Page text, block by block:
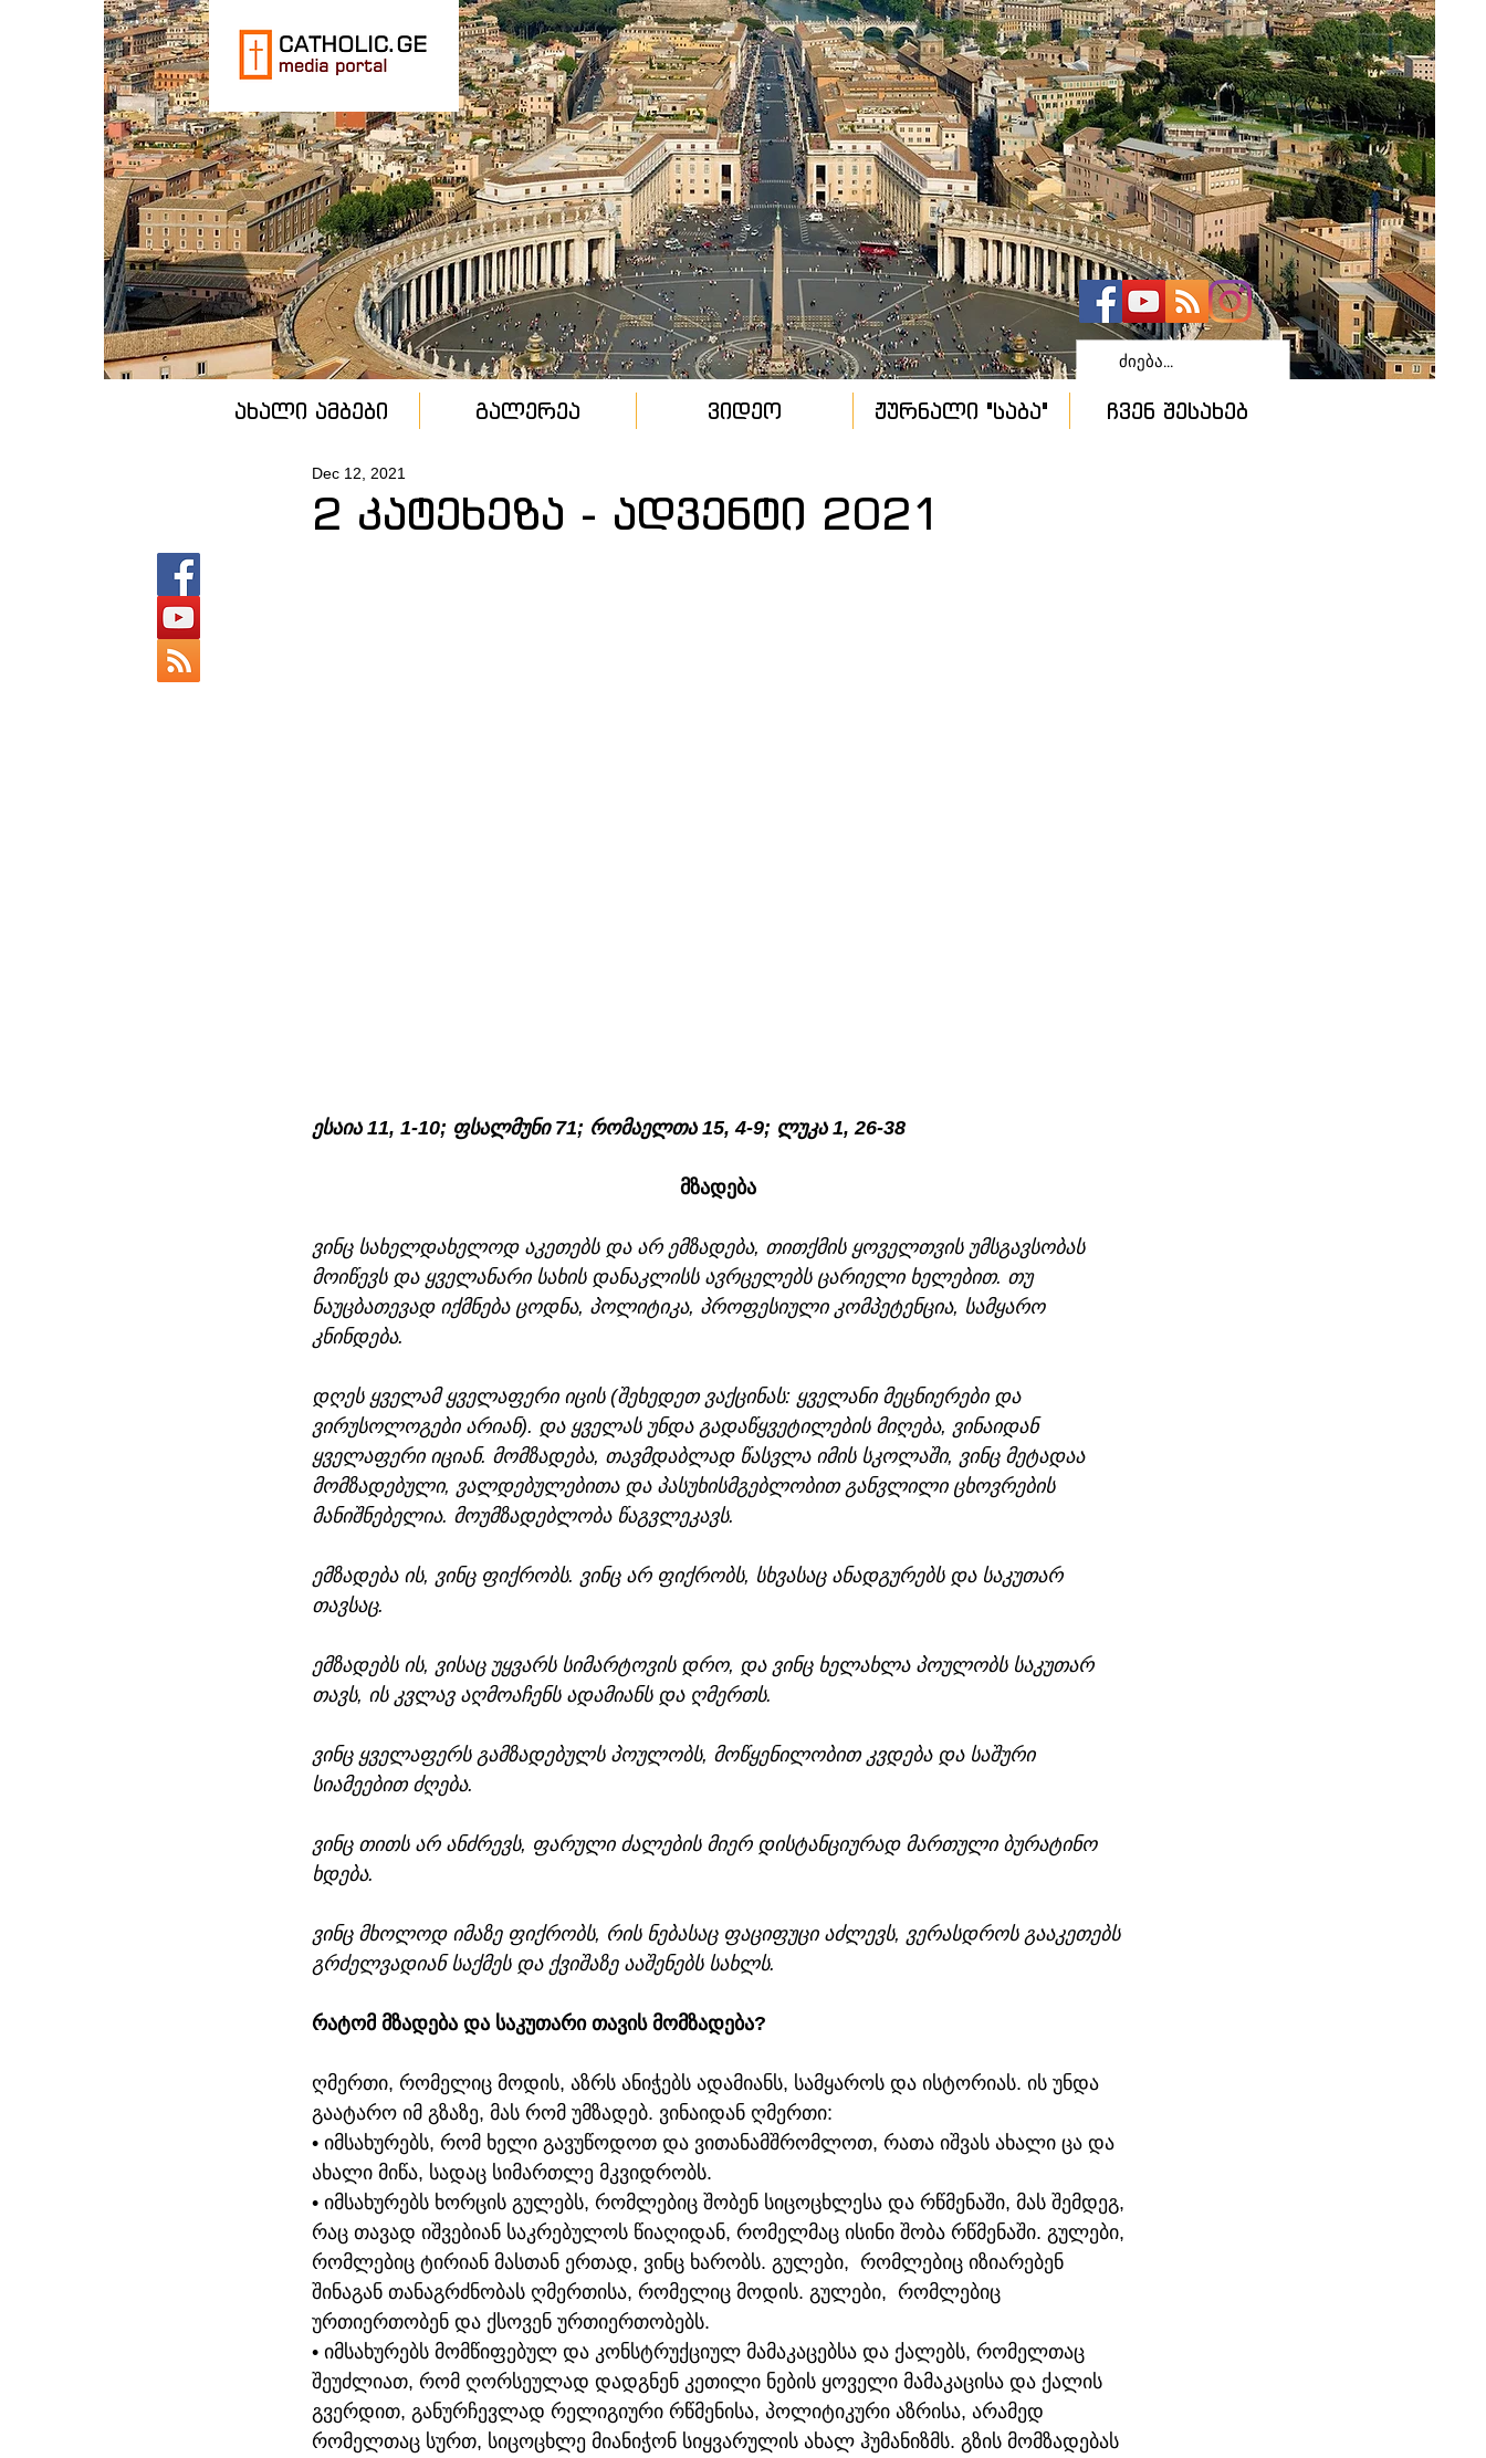
ახალი ამბები გალერეა ვიდეო ჟურნალი "საბა" ჩვენ შესახებ
2 კატეხეზა - ადვენტი 2021
Dec 12, 2021
ესაია 11, 1-10; ფსალმუნი 71; რომაელთა 15, 4-9; ლუკა 1, 26-38
მზადება
ვინც სახელდახელოდ აკეთებს და არ ემზადება, თითქმის ყოველთვის უმსგავსობას
მოიწევს და ყველანარი სახის დანაკლისს ავრცელებს ცარიელი ხელებით. თუ
ნაუცბათევად იქმნება ცოდნა, პოლიტიკა, პროფესიული კომპეტენცია, სამყარო
კნინდება.
დღეს ყველამ ყველაფერი იცის (შეხედეთ ვაქცინას: ყველანი მეცნიერები და
ვირუსოლოგები არიან). და ყველას უნდა გადაწყვეტილების მიღება, ვინაიდან
ყველაფერი იციან. მომზადება, თავმდაბლად წასვლა იმის სკოლაში, ვინც მეტადაა
მომზადებული, ვალდებულებითა და პასუხისმგებლობით განვლილი ცხოვრების
მანიშნებელია. მოუმზადებლობა წაგვლეკავს.
ემზადება ის, ვინც ფიქრობს. ვინც არ ფიქრობს, სხვასაც ანადგურებს და საკუთარ
თავსაც.
ემზადებს ის, ვისაც უყვარს სიმარტოვის დრო, და ვინც ხელახლა პოულობს საკუთარ
თავს, ის კვლავ აღმოაჩენს ადამიანს და ღმერთს.
ვინც ყველაფერს გამზადებულს პოულობს, მოწყენილობით კვდება და საშური
სიამეებით ძღება.
ვინც თითს არ ანძრევს, ფარული ძალების მიერ დისტანციურად მართული ბურატინო
ხდება.
ვინც მხოლოდ იმაზე ფიქრობს, რის ნებასაც ფაციფუცი აძლევს, ვერასდროს გააკეთებს
გრძელვადიან საქმეს და ქვიშაზე ააშენებს სახლს.
რატომ მზადება და საკუთარი თავის მომზადება?
ღმერთი, რომელიც მოდის, აზრს ანიჭებს ადამიანს, სამყაროს და ისტორიას. ის უნდა
გაატარო იმ გზაზე, მას რომ უმზადებ. ვინაიდან ღმერთი:
• იმსახურებს, რომ ხელი გავუწოდოთ და ვითანამშრომლოთ, რათა იშვას ახალი ცა და
ახალი მიწა, სადაც სიმართლე მკვიდრობს.
• იმსახურებს ხორცის გულებს, რომლებიც შობენ სიცოცხლესა და რწმენაში, მას შემდეგ,
რაც თავად იშვებიან საკრებულოს წიაღიდან, რომელმაც ისინი შობა რწმენაში. გულები,
რომლებიც ტირიან მასთან ერთად, ვინც ხარობს. გულები,  რომლებიც იზიარებენ
შინაგან თანაგრძნობას ღმერთისა, რომელიც მოდის. გულები,  რომლებიც
ურთიერთობენ და ქსოვენ ურთიერთობებს.
• იმსახურებს მომწიფებულ და კონსტრუქციულ მამაკაცებსა და ქალებს, რომელთაც
შეუძლიათ, რომ ღორსეულად დადგნენ კეთილი ნების ყოველი მამაკაცისა და ქალის
გვერდით, განურჩევლად რელიგიური რწმენისა, პოლიტიკური აზრისა, არამედ
რომელთაც სურთ, სიცოცხლე მიანიჭონ სიყვარულის ახალ ჰუმანიზმს. გზის მომზადებას